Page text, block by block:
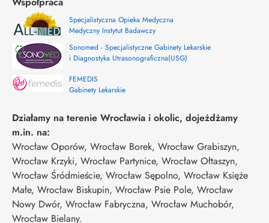
Specjalistyczna Opieka Medyczna
Medyczny Instytut Badawczy
Sonomed - Specjalistyczne Gabinety Lekarskie
i Diagnostyka Utrasonograficzna(USG)
FEMEDIS
Gabinety Lekarskie
Działamy na terenie Wrocławia i okolic, dojeżdżamy
m.in. na:
Wrocław Oporów, Wrocław Borek, Wrocław Grabiszyn,
Wrocław Krzyki, Wrocław Partynice, Wrocław Ołtaszyn,
Wrocław Śródmieście, Wrocław Sępolno, Wrocław Księże
Małe, Wrocław Biskupin, Wrocław Psie Pole, Wrocław
Nowy Dwór, Wrocław Fabryczna, Wrocław Muchobór,
Wrocław Bielany.